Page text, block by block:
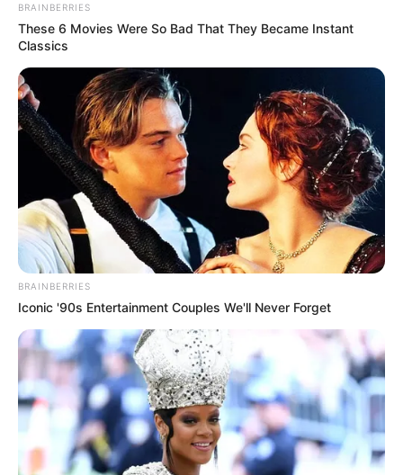
DIVERSAS
MATÉRIAS EM DESTAQUE NOS ÚLTIMOS 30 DIAS
Prefeitura realiza a maior entrega de
motocicletas aos Agentes de Saúde da
Agente de Saúde é indiciada por
falsificar visitas que nunca aconteceram.
Terceiro lote da restituição do IR paga
R$ 4,61 bilhões para 2,7 milhões de
contribuintes.
BRAINBERRIES
These 6 Movies Were So Bad That They Became Instant
Classics
BRAINBERRIES
Iconic '90s Entertainment Couples We'll Never Forget